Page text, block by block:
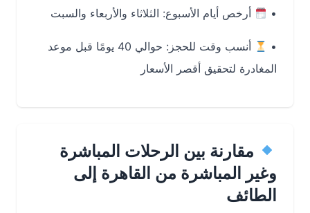
أرخص أيام الأسبوع:الثلاثاء والأربعاء والسبت
أنسب وقت للحجز:
حوالي 40 يومًا قبل موعد
المغادرة لتحقيق أقصر الأسعار
مقارنة بين الرحلات المباشرة
وغير المباشرة من القاهرة إلى
الطائف